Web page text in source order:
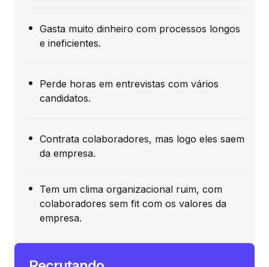
Gasta muito dinheiro com processos longos
e ineficientes.
Perde horas em entrevistas com vários
candidatos.
Contrata colaboradores, mas logo eles saem
da empresa.
Tem um clima organizacional ruim, com
colaboradores sem fit com os valores da
empresa.